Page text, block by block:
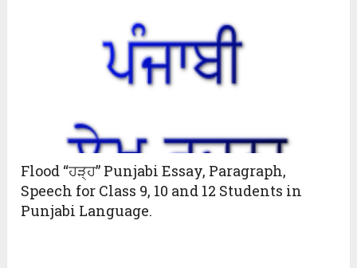
Flood “ਹੜ੍ਹ” Punjabi Essay, Paragraph,
Speech for Class 9, 10 and 12 Students in
Punjabi Language.